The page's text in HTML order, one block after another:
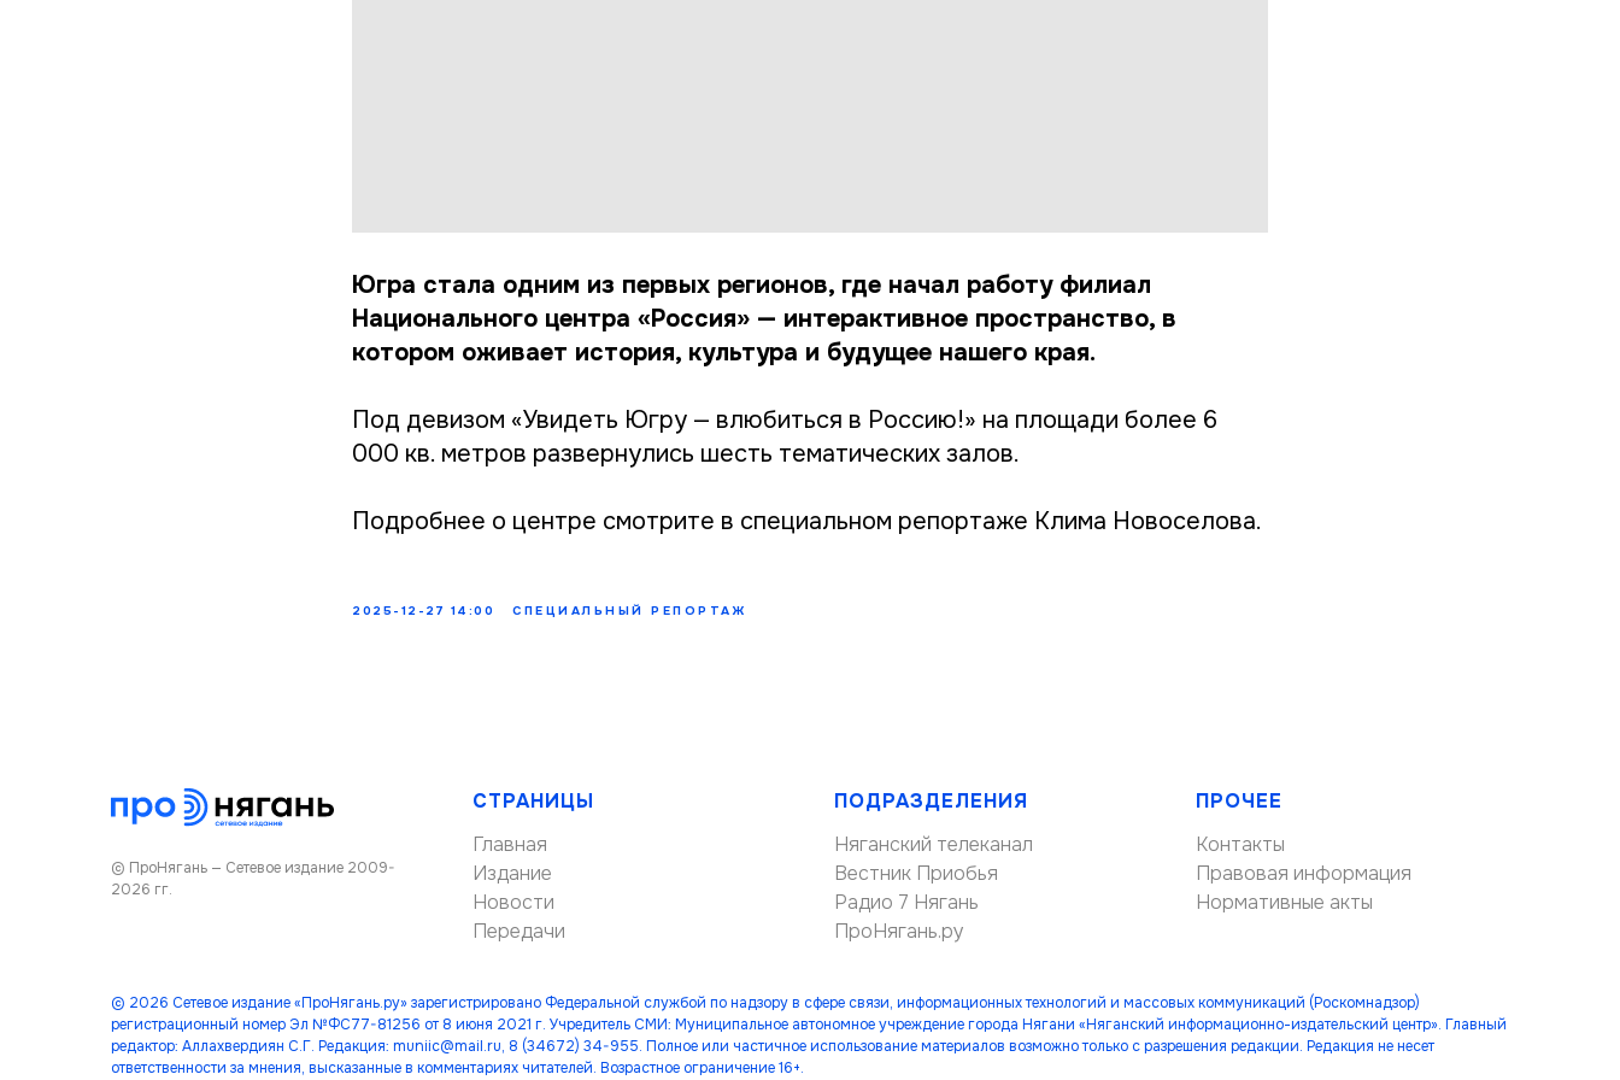
Югра стала одним из первых регионов, где начал работу филиал
Национального центра «Россия» — интерактивное пространство, в
котором оживает история, культура и будущее нашего края.
Под девизом «Увидеть Югру — влюбиться в Россию!» на площади более 6
000 кв. метров развернулись шесть тематических залов.
Подробнее о центре смотрите в специальном репортаже Клима Новоселова.
2025-12-27 14:00 СПЕЦИАЛЬНЫЙ РЕПОРТАЖ
© ПроНягань — Сетевое издание 2009-
2026 гг.
СТРАНИЦЫ
Главная
Издание
Новости
Передачи
ПОДРАЗДЕЛЕНИЯ
Няганский телеканал
Вестник Приобья
Радио 7 Нягань
ПроНягань.ру
ПРОЧЕЕ
Контакты
Правовая информация
Нормативные акты
© 2026 Сетевое издание «ПроНягань.ру» зарегистрировано Федеральной службой по надзору в сфере связи, информационных технологий и массовых коммуникаций (Роскомнадзор)
регистрационный номер Эл №ФС77-81256 от 8 июня 2021 г. Учредитель СМИ: Муниципальное автономное учреждение города Нягани «Няганский информационно-издательский центр». Главный
редактор: Аллахвердиян С.Г. Редакция: muniic@mail.ru, 8 (34672) 34-955. Полное или частичное использование материалов возможно только с разрешения редакции. Редакция не несет
ответственности за мнения, высказанные в комментариях читателей. Возрастное ограничение 16+.